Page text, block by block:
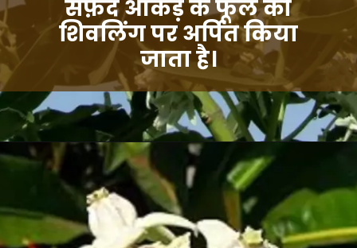
सफ़ेद आंकड़े के फूल को
शिवलिंग पर अर्पित किया
जाता है।